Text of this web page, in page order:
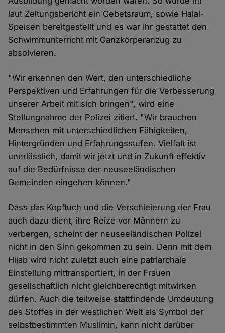
laut Zeitungsbericht ein Gebetsraum, sowie Halal-
Speisen bereitgestellt und es war ihr gestattet den
Schwimmunterricht mit Ganzkörperanzug zu
absolvieren.
"Wir erkennen den Wert, den unterschiedliche
Perspektiven und Erfahrungen für die Verbesserung
unserer Arbeit mit sich bringen", wird eine
Stellungnahme der Polizei zitiert. "Wir brauchen
Menschen mit unterschiedlichen Fähigkeiten,
Hintergründen und Erfahrungsstufen. Vielfalt ist
unerlässlich, damit wir jetzt und in Zukunft effektiv
auf die Bedürfnisse der neuseeländischen
Gemeinden eingehen können."
Dass das Kopftuch und die Verschleierung der Frau
auch dazu dient, ihre Reize vor Männern zu
verbergen, scheint der neuseeländischen Polizei
nicht in den Sinn gekommen zu sein. Denn mit dem
Hijab wird nicht zuletzt auch eine patriarchale
Einstellung mittransportiert, in der Frauen
gesellschaftlich nicht gleichberechtigt mitwirken
dürfen. Auch die teilweise stattfindende Umdeutung
des Stoffes in der westlichen Welt als Symbol der
selbstbestimmten Muslimin, kann nicht darüber